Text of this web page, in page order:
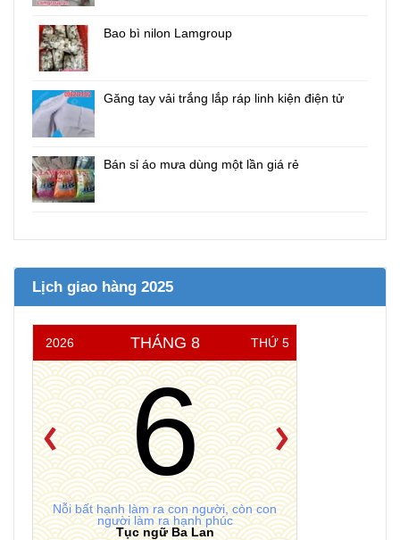
Bao bì nilon Lamgroup
Găng tay vải trắng lắp ráp linh kiện điện tử
Bán sỉ áo mưa dùng một lần giá rẻ
Lịch giao hàng 2025
2026 THÁNG 8 THỨ 5
6
Nỗi bất hạnh làm ra con người, còn con
người làm ra hạnh phúc
Tục ngữ Ba Lan